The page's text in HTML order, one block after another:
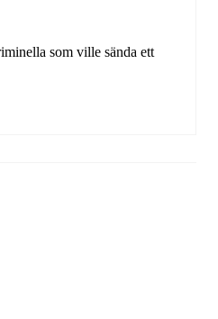
som ville sända ett